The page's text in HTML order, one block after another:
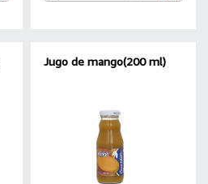
Jugo de mango(200 ml)